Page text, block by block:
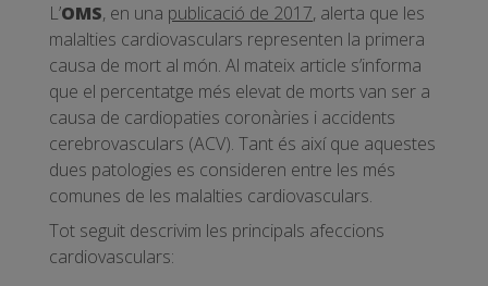
L’OMS, en una publicació de 2017, alerta que les
malalties cardiovasculars representen la primera
causa de mort al món. Al mateix article s’informa
que el percentatge més elevat de morts van ser a
causa de cardiopaties coronàries i accidents
cerebrovasculars (ACV). Tant és així que aquestes
dues patologies es consideren entre les més
comunes de les malalties cardiovasculars.
Tot seguit descrivim les principals afeccions
cardiovasculars: